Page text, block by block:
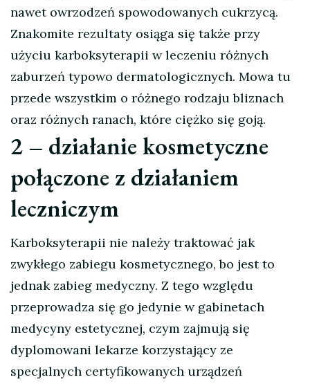
nawet owrzodzeń spowodowanych cukrzycą.
Znakomite rezultaty osiąga się także przy
użyciu karboksyterapii w leczeniu różnych
zaburzeń typowo dermatologicznych. Mowa tu
przede wszystkim o różnego rodzaju bliznach
oraz różnych ranach, które ciężko się goją.
2 – działanie kosmetyczne
połączone z działaniem
leczniczym
Karboksyterapii nie należy traktować jak
zwykłego zabiegu kosmetycznego, bo jest to
jednak zabieg medyczny. Z tego względu
przeprowadza się go jedynie w gabinetach
medycyny estetycznej, czym zajmują się
dyplomowani lekarze korzystający ze
specjalnych certyfikowanych urządzeń